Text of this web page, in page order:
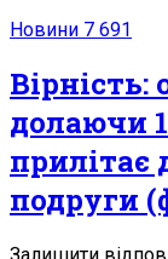
Новини 7 691
Вірність:
долаючи
прилітає
подруги